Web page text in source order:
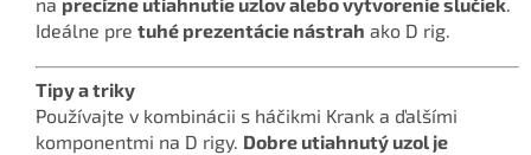
Ideálne pre tuhé prezentácie nástrah ako D rig.
Tipy a triky
Používajte v kombinácii s háčikmi Krank a ďalšími
komponentmi na D rigy. Dobre utiahnutý uzol je